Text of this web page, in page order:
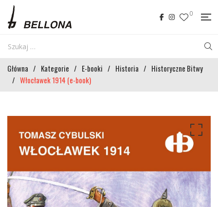
0
Główna / Kategorie / E-booki / Historia / Historyczne Bitwy
/ Włocławek 1914 (e-book)